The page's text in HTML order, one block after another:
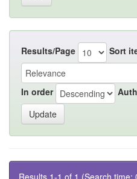
Results/Page Sort
In order
Results 1-1 of 1 (Search time: